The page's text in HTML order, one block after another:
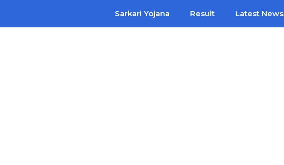
Sarkari Yojana Result Latest News